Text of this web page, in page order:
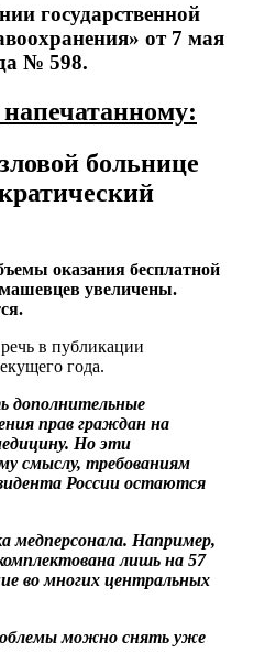
государственной
от 7 мая
№ 598.
больнице
оказания бесплатной
увеличены.
в публикации
года.
дополнительные
прав граждан на
Но эти
смыслу, требованиям
России остаются
медперсонала. Например,
лишь на 57
во многих центральных
можно снять уже